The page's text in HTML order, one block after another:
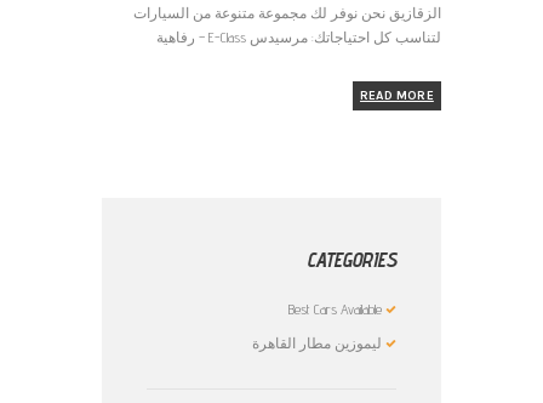
الزقازيق نحن نوفر لك مجموعة متنوعة من السيارات
لتناسب كل احتياجاتك: مرسيدس E-Class – رفاهية
READ MORE
CATEGORIES
Best Cars Available
ليموزين مطار القاهرة